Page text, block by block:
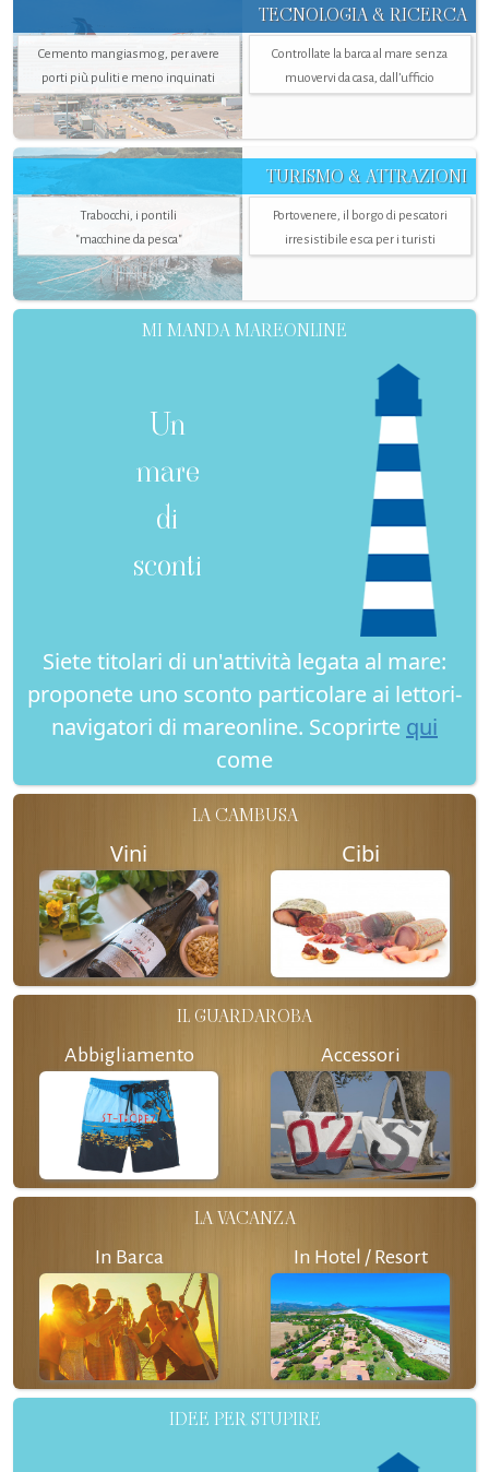
TECNOLOGIA & RICERCA
Cemento mangiasmog, per avere
porti più puliti e meno inquinati
Controllate la barca al mare senza
muovervi da casa, dall’ufficio
TURISMO & ATTRAZIONI
Trabocchi, i pontili
"macchine da pesca"
Portovenere, il borgo di pescatori
irresistibile esca per i turisti
MI MANDA MAREONLINE
Un
mare
di
sconti
Siete titolari di un'attività legata al mare:
proponete uno sconto particolare ai lettori-
navigatori di mareonline. Scoprirte qui
come
LA CAMBUSA
Vini Cibi
IL GUARDAROBA
Abbigliamento Accessori
LA VACANZA
In Barca In Hotel / Resort
IDEE PER STUPIRE